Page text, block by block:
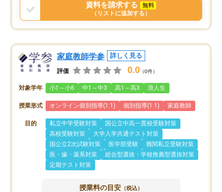
資料を請求する
無料
（リストに追加する）
家庭教師学参 詳しく見る
評価 0.0 （0件）
対象学年 小1～小6 中1～中3 高1～高3 浪人生
授業形式 オンライン個別指導(1:1) 個別指導(1:1) 家庭教師
目的 私立中学受験対策
国公立中高一貫校受験対策
高校受験対策
大学入学共通テスト対策
国公立2次試験対策
医学部受験
難関私立受験対策
医・歯・薬系対策
総合型選抜・学校推薦型選抜対策
定期テスト対策
授業料の目安 （税込）